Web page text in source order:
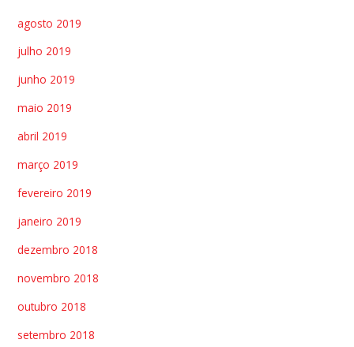
agosto 2019
julho 2019
junho 2019
maio 2019
abril 2019
março 2019
fevereiro 2019
janeiro 2019
dezembro 2018
novembro 2018
outubro 2018
setembro 2018